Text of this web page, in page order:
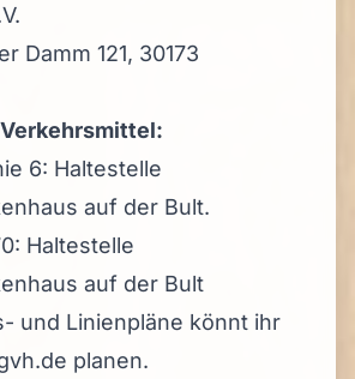
Damm 121, 30173
6: Haltestelle
auf der Bult.
Haltestelle
auf der Bult
und Linienpläne könnt ihr
planen.